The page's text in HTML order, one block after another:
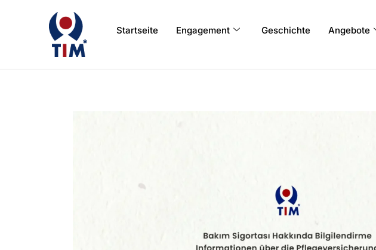
Startseite Engagement Geschichte Angebote